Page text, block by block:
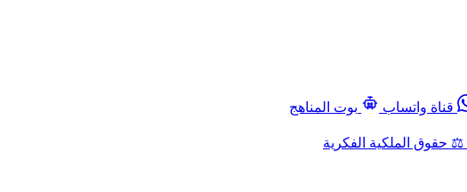
قناة واتساب
بوت المناهج
⚖️ حقوق الملكية الفكرية